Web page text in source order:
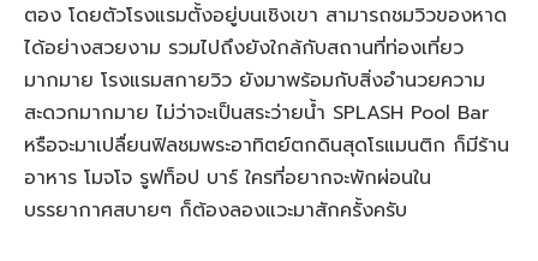
ตอง โดยตัวโรงแรมตั้งอยู่บนเชิงเขา สามารถชมวิวของหาด
ได้อย่างสวยงาม รวมไปถึงยังใกล้กับสถานที่ท่องเที่ยว
มากมาย โรงแรมสกายวิว ยังมาพร้อมกับสิ่งอำนวยความ
สะดวกมากมาย ไม่ว่าจะเป็นสระว่ายน้ำ SPLASH Pool Bar
หรือจะมาเปลื่ยนฟิลชมพระอาทิตย์ตกดินสุดโรแมนติก ก็มีร้าน
อาหาร โมจโจ รูฟท็อป บาร์ ใครที่อยากจะพักผ่อนใน
บรรยากาศสบายๆ ก็ต้องลองแวะมาสักครั้งครับ